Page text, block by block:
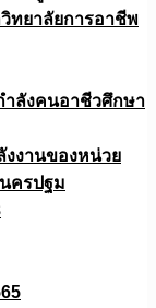
ทยาลัยการอาชีพ
ำลังคนอาชีวศึกษา
งงานของหน่วย
ครปฐม